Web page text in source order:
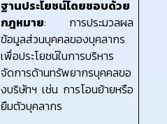
ฐานประโยชน์โดยชอบด้วย
กฎหมาย: การประมวลผล
ข้อมูลส่วนบุคคลของบุคลากร
เพื่อประโยชน์ในการบริหาร
จัดการด้านทรัพยากรบุคคลขอ
งบริษัทฯ เช่น การโอนย้ายหรือ
ยืมตัวบุคลากร